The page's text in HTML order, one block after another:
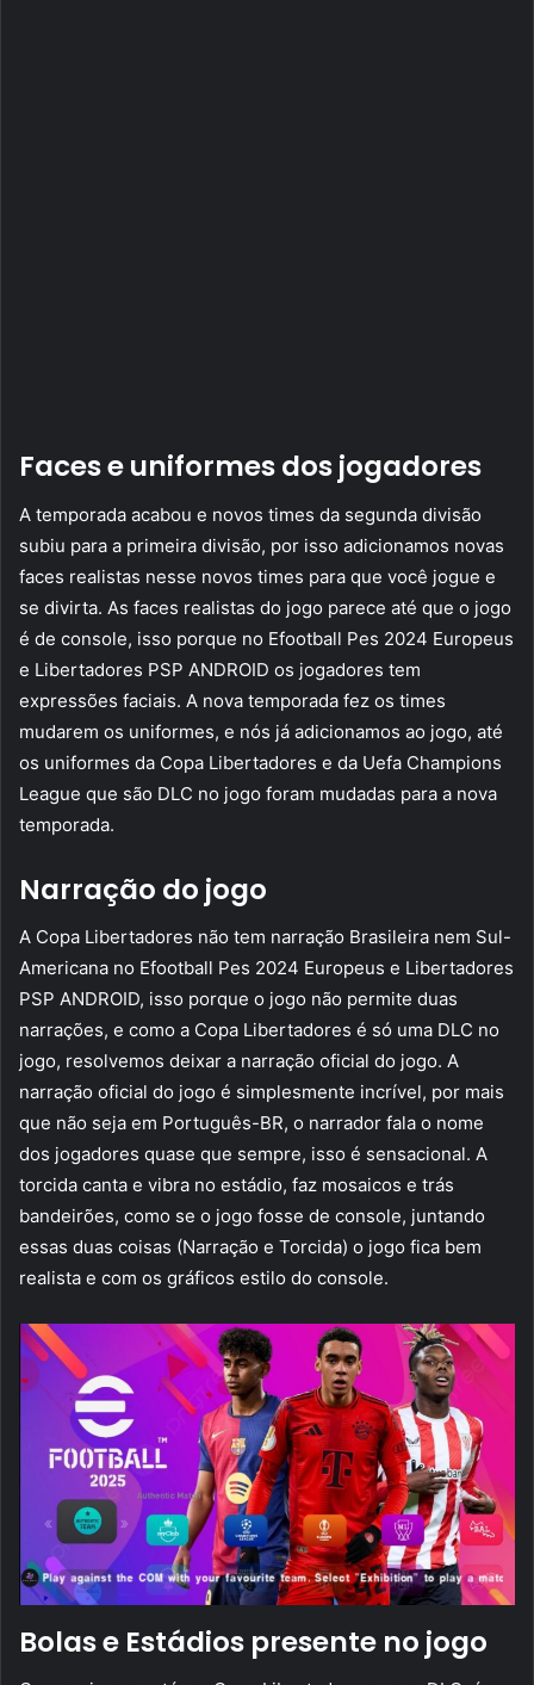
Faces e uniformes dos jogadores
A temporada acabou e novos times da segunda divisão
subiu para a primeira divisão, por isso adicionamos novas
faces realistas nesse novos times para que você jogue e
se divirta. As faces realistas do jogo parece até que o jogo
é de console, isso porque no Efootball Pes 2024 Europeus
e Libertadores PSP ANDROID os jogadores tem
expressões faciais. A nova temporada fez os times
mudarem os uniformes, e nós já adicionamos ao jogo, até
os uniformes da Copa Libertadores e da Uefa Champions
League que são DLC no jogo foram mudadas para a nova
temporada.
Narração do jogo
A Copa Libertadores não tem narração Brasileira nem Sul-
Americana no Efootball Pes 2024 Europeus e Libertadores
PSP ANDROID, isso porque o jogo não permite duas
narrações, e como a Copa Libertadores é só uma DLC no
jogo, resolvemos deixar a narração oficial do jogo. A
narração oficial do jogo é simplesmente incrível, por mais
que não seja em Português-BR, o narrador fala o nome
dos jogadores quase que sempre, isso é sensacional. A
torcida canta e vibra no estádio, faz mosaicos e trás
bandeirões, como se o jogo fosse de console, juntando
essas duas coisas (Narração e Torcida) o jogo fica bem
realista e com os gráficos estilo do console.
Bolas e Estádios presente no jogo